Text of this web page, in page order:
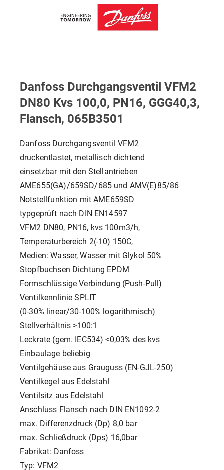
Danfoss Durchgangsventil VFM2
DN80 Kvs 100,0, PN16, GGG40,3,
Flansch, 065B3501
Danfoss Durchgangsventil VFM2
druckentlastet, metallisch dichtend
einsetzbar mit den Stellantrieben
AME655(GA)/659SD/685 und AMV(E)85/86
Notstellfunktion mit AME659SD
typgeprüft nach DIN EN14597
VFM2 DN80, PN16, kvs 100m3/h,
Temperaturbereich 2(-10) 150C,
Medien: Wasser, Wasser mit Glykol 50%
Stopfbuchsen Dichtung EPDM
Formschlüssige Verbindung (Push-Pull)
Ventilkennlinie SPLIT
(0-30% linear/30-100% logarithmisch)
Stellverhältnis >100:1
Leckrate (gem. IEC534) <0,03% des kvs
Einbaulage beliebig
Ventilgehäuse aus Grauguss (EN-GJL-250)
Ventilkegel aus Edelstahl
Ventilsitz aus Edelstahl
Anschluss Flansch nach DIN EN1092-2
max. Differenzdruck (Dp) 8,0 bar
max. Schließdruck (Dps) 16,0bar
Fabrikat: Danfoss
Typ: VFM2